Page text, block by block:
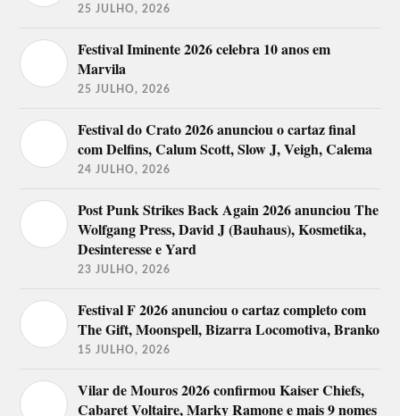
25 JULHO, 2026
Festival Iminente 2026 celebra 10 anos em
Marvila
25 JULHO, 2026
Festival do Crato 2026 anunciou o cartaz final
com Delfins, Calum Scott, Slow J, Veigh, Calema
24 JULHO, 2026
Post Punk Strikes Back Again 2026 anunciou The
Wolfgang Press, David J (Bauhaus), Kosmetika,
Desinteresse e Yard
23 JULHO, 2026
Festival F 2026 anunciou o cartaz completo com
The Gift, Moonspell, Bizarra Locomotiva, Branko
15 JULHO, 2026
Vilar de Mouros 2026 confirmou Kaiser Chiefs,
Cabaret Voltaire, Marky Ramone e mais 9 nomes